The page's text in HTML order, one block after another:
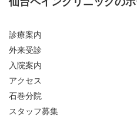
診療案内
外来受診
入院案内
アクセス
石巻分院
スタッフ募集